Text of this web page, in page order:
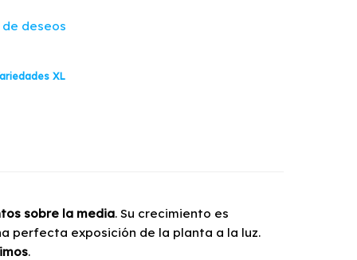
deseos
XL
sobre la media. Su crecimiento es
perfecta exposición de la planta a la luz.
.